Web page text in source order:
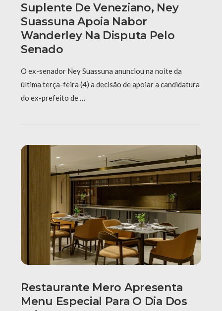
Suplente De Veneziano, Ney
Suassuna Apoia Nabor
Wanderley Na Disputa Pelo
Senado
O ex-senador Ney Suassuna anunciou na noite da
última terça-feira (4) a decisão de apoiar a candidatura
do ex-prefeito de …
Restaurante Mero Apresenta
Menu Especial Para O Dia Dos